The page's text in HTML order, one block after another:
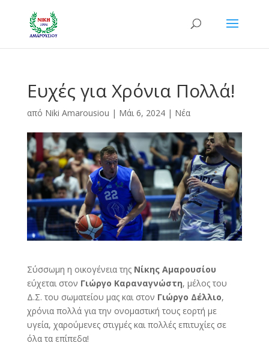
Ευχές για Χρόνια Πολλά!
από Niki Amarousiou | Μάι 6, 2024| Νέα
Σύσσωμη η οικογένεια της Νίκης Αμαρουσίου
εύχεται στον Γιώργο Καραναγνώστη, μέλος του
Δ.Σ. του σωματείου μας και στον Γιώργο Δέλλιο,
χρόνια πολλά για την ονομαστική τους εορτή με
υγεία, χαρούμενες στιγμές και πολλές επιτυχίες σε
όλα τα επίπεδα!